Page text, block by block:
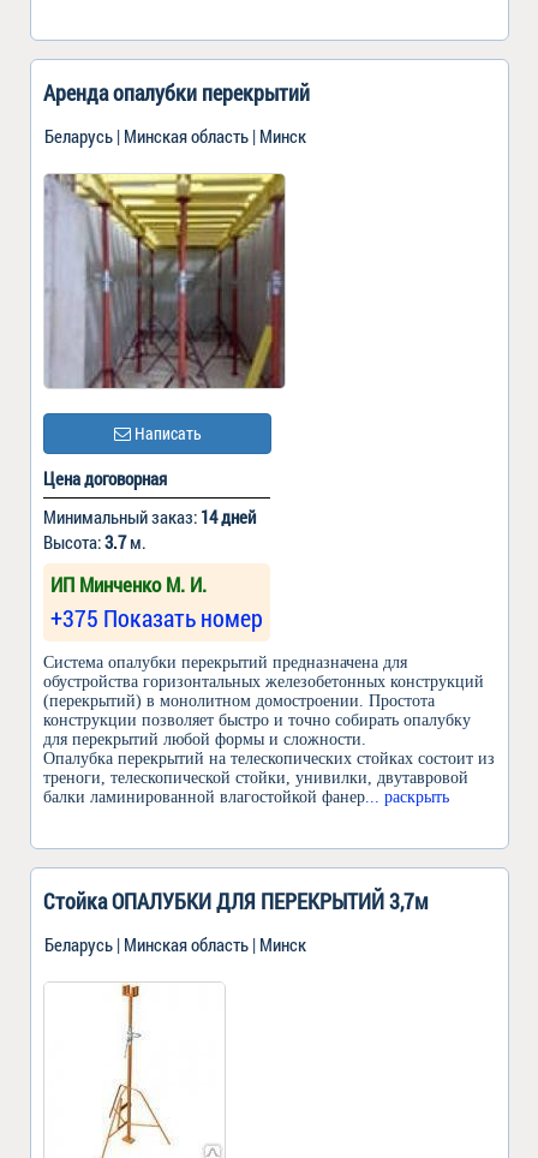
Аренда опалубки перекрытий
Беларусь | Минская область | Минск
Написать
Цена договорная
Минимальный заказ: 14 дней
Высота:3.7м.
ИП Минченко М. И.
+375 Показать номер
Система опалубки перекрытий предназначена для
обустройства горизонтальных железобетонных конструкций
(перекрытий) в монолитном домостроении. Простота
конструкции позволяет быстро и точно собирать опалубку
для перекрытий любой формы и сложности.
Опалубка перекрытий на телескопических стойках состоит из
треноги, телескопической стойки, унивилки, двутавровой
балки ламинированной влагостойкой фанер... раскрыть
Стойка ОПАЛУБКИ ДЛЯ ПЕРЕКРЫТИЙ 3,7м
Беларусь | Минская область | Минск